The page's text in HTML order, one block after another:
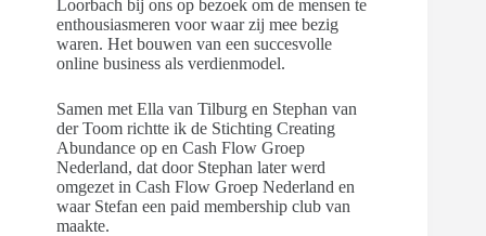
Loorbach bij ons op bezoek om de mensen te
enthousiasmeren voor waar zij mee bezig
waren. Het bouwen van een succesvolle
online business als verdienmodel.
Samen met Ella van Tilburg en Stephan van
der Toom richtte ik de Stichting Creating
Abundance op en Cash Flow Groep
Nederland, dat door Stephan later werd
omgezet in Cash Flow Groep Nederland en
waar Stefan een paid membership club van
maakte.